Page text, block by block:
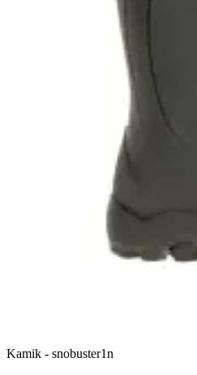
Kamik - snobuster1n